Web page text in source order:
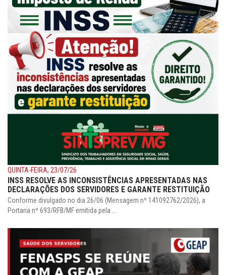
QUINTA-FEIRA, 23/07/26
INSS RESOLVE AS INCONSISTÊNCIAS APRESENTADAS NAS
DECLARAÇÕES DOS SERVIDORES E GARANTE RESTITUIÇÃO
Conforme divulgado no dia 26/06 (Mensagem nº 141092762/2026), a
Portaria nº 693/RFB/MF emitida pela ...